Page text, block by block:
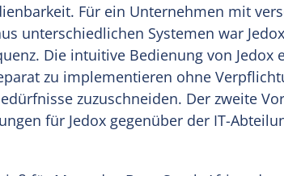
Für ein Unternehmen mit
unterschiedlichen Systemen war
Die intuitive Bedienung von Jedox
zu implementieren ohne
zuzuschneiden. Der zweite
für Jedox gegenüber der IT-